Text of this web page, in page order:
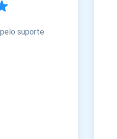
suporte